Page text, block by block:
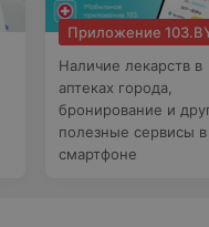
Приложение
Наличие лекарств в
аптеках города,
бронирование и
полезные сервисы
смартфоне